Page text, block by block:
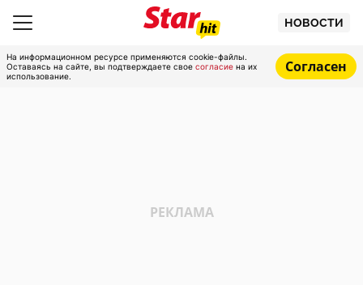
НОВОСТИ
На информационном ресурсе применяются cookie-файлы.
Оставаясь на сайте, вы подтверждаете свое согласие на их
использование.
Согласен